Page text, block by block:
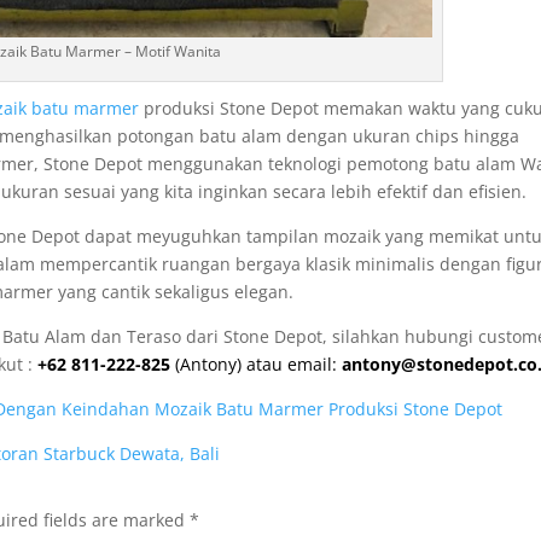
Batu Marmer – Motif Wanita
batu marmer produksi Stone Depot memakan waktu yang
potongan batu alam dengan ukuran chips hingga
Stone Depot menggunakan teknologi pemotong batu alam
sesuai yang kita inginkan secara lebih efektif dan efisien.
Depot dapat meyuguhkan tampilan mozaik yang memikat
mempercantik ruangan bergaya klasik minimalis dengan
yang cantik sekaligus elegan.
Alam dan Teraso dari Stone Depot, silahkan hubungi
:+62 811-222-825 (Antony) atau email:
Keindahan Mozaik Batu Marmer Produksi Stone Depot
Starbuck Dewata, Bali
fields are marked*